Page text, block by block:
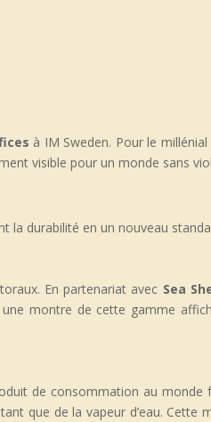
à IM Sweden. Pour le
visible pour un monde sans
la durabilité en un nouveau
En partenariat avec Sea
montre de cette gamme
de consommation au monde
que de la vapeur d’eau. Cette